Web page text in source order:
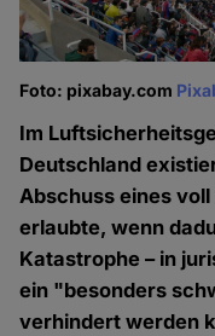
Foto: pixabay.com
Im
Deutschland
Abschuss eines
erlaubte, wenn
Katastrophe – in
ein "besonders
verhindert werden